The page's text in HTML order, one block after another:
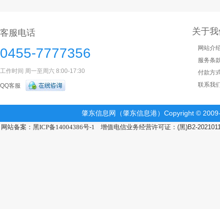
客服电话
0455-7777356
工作时间 周一至周六 8:00-17:30
QQ客服
关于
网站介
服务条
付款方
联系我
肇东信息网（肇东信息港）Copyright ©
网站备案：黑ICP备14004386号-1 增值电信业务经营许可证：(黑)B2-